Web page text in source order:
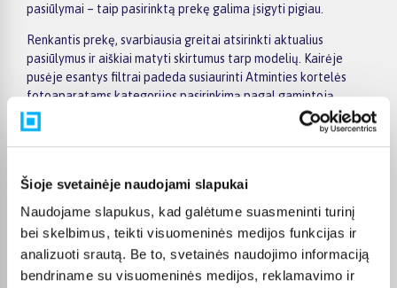
Šioje svetainėje naudojami slapukai
Naudojame slapukus, kad galėtume suasmeninti turinį
bei skelbimus, teikti visuomeninės medijos funkcijas ir
analizuoti srautą. Be to, svetainės naudojimo informaciją
bendriname su visuomeninės medijos, reklamavimo ir
pasiūlymai – taip pasirinktą prekę galima įsigyti pigiau.
Renkantis prekę, svarbiausia greitai atsirinkti aktualius
pasiūlymus ir aiškiai matyti skirtumus tarp modelių. Kairėje
pusėje esantys filtrai padeda susiaurinti Atminties kortelės
fotoaparatams kategorijos pasirinkimą pagal gamintoją,
kainą, savybes ar kitus svarbius parametrus, o prekių sąraše
galima patogiai palyginti skirtingus pasiūlymus. Atidarius
konkrečios prekės puslapį, rasite detalesnę informaciją apie
pirkimo sąlygas, todėl sprendimą priimti bus lengviau.
Didesnės vertės pirkiniams BIGBOX.LT siūlo patogų
apmokėjimą dalimis – visoms prekėms nuo 150 Eur taikomas
nemokamas 24 mėnesių lizingas, todėl norimą prekę galima
įsigyti išsimokėtinai. Užsakymus pristatome visoje Lietuvoje: